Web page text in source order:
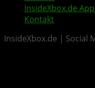
InsideXbox.de
Kontakt
InsideXbox.de | Social